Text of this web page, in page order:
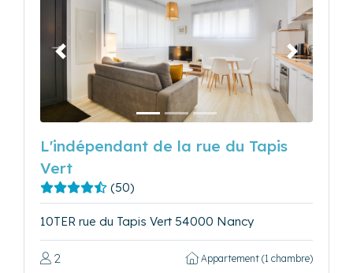
Précédent Suivant
L'indépendant de la rue du Tapis
Vert
(50)
10TER rue du Tapis Vert 54000 Nancy
2 Appartement (1 chambre)